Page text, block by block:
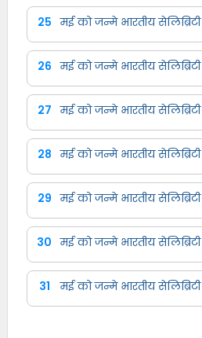
25 मई को जन्मे भारतीय सेलिब्रिटी
26 मई को जन्मे भारतीय सेलिब्रिटी
27 मई को जन्मे भारतीय सेलिब्रिटी
28 मई को जन्मे भारतीय सेलिब्रिटी
29 मई को जन्मे भारतीय सेलिब्रिटी
30 मई को जन्मे भारतीय सेलिब्रिटी
31 मई को जन्मे भारतीय सेलिब्रिटी